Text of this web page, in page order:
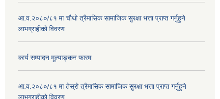
आ.व.२०८०/८१ मा चौथो त्रैमासिक सामाजिक सुरक्षा भत्ता प्राप्त गर्नुहुने
लाभग्राहीको विवरण
कार्य सम्पादन मूल्याङ्कन फारम
आ.व.२०८०/८१ मा तेस्रो त्रैमासिक सामाजिक सुरक्षा भत्ता प्राप्त गर्नुहुने
लाभग्राहीको विवरण